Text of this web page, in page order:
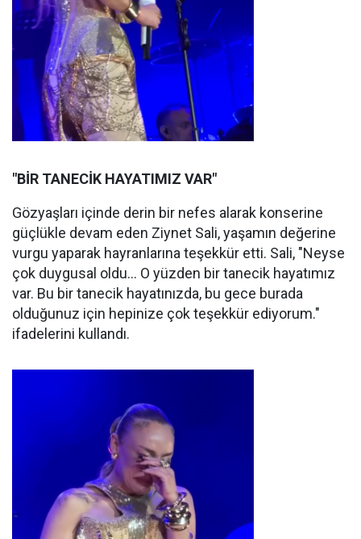
"BİR TANECİK HAYATIMIZ VAR"
Gözyaşları içinde derin bir nefes alarak konserine
güçlükle devam eden Ziynet Sali, yaşamın değerine
vurgu yaparak hayranlarına teşekkür etti. Sali, "Neyse
çok duygusal oldu... O yüzden bir tanecik hayatımız
var. Bu bir tanecik hayatınızda, bu gece burada
olduğunuz için hepinize çok teşekkür ediyorum."
ifadelerini kullandı.